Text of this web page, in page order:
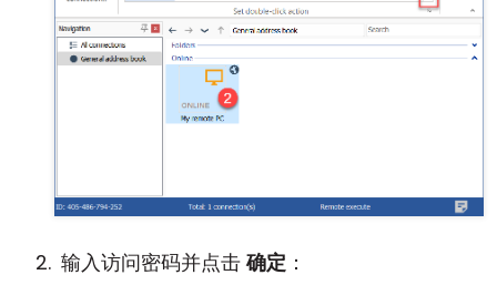
输入访问密码并点击确定 ：